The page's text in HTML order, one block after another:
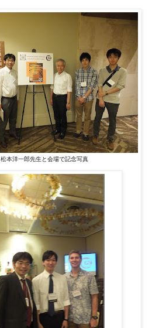
松本洋一郎先生と会場で記念写真